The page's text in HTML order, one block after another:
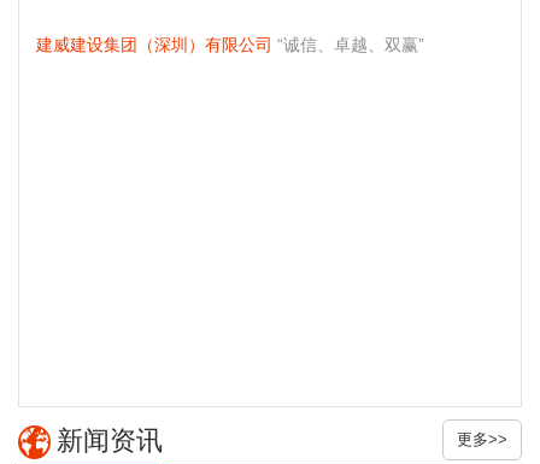
建威建设集团（深圳）有限公司 “诚信、卓越、双赢”
新闻资讯 更多>>